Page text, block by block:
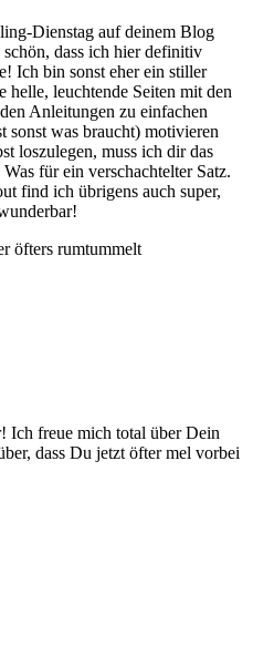
Dienstag auf deinem Blog
dass ich hier definitiv
Ich bin sonst eher ein stiller
helle, leuchtende Seiten mit den
Anleitungen zu einfachen
sonst was braucht) motivieren
loszulegen, muss ich dir das
für ein verschachtelter Satz.
find ich übrigens auch super,
öfters rumtummelt
Ich freue mich total über Dein
dass Du jetzt öfter mel vorbei